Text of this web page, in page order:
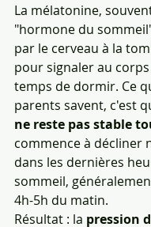
La mélatonine,
"hormone du
par le cerveau à la
pour signaler au
temps de dormir. Ce
parents savent, c'est
ne reste pas stable
commence à décliner
dans les dernières
sommeil,
4h-5h du matin.
Résultat : la pression